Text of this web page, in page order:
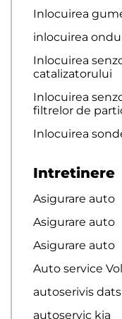
Inlocuirea
inlocuirea
Inlocuirea
catalizatorului
Inlocuirea
filtrelor de
Inlocuirea
Intretinere
Asigurare auto
Asigurare auto
Asigurare auto
Auto service
autoserivis
autoservic kia